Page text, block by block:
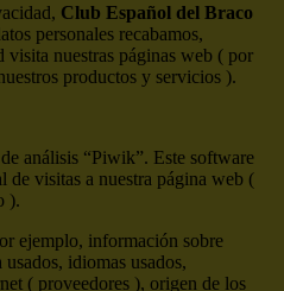
Club Español del Braco
personales recabamos,
visita nuestras páginas web ( por
productos y servicios ).
análisis “Piwik”. Este software
de visitas a nuestra página web (
).
ejemplo, información sobre
idiomas usados,
( proveedores ), origen de los